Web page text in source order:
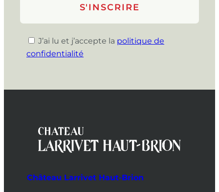
J’ai lu et j’accepte la politique de
confidentialité
Château Larrivet Haut-Brion